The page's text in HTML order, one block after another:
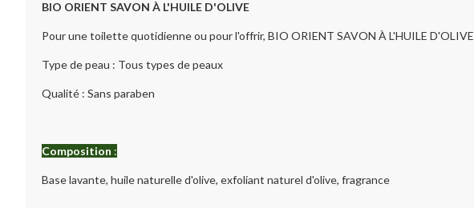
BIO ORIENT SAVON À L'HUILE D'OLIVE
Pour une toilette quotidienne ou pour l'offrir, BIO ORIENT SAVON À L'HUILE
Type de peau : Tous types de peaux
Qualité : Sans paraben
Composition :
Base lavante, huile naturelle d'olive, exfoliant naturel d'olive, fragrance